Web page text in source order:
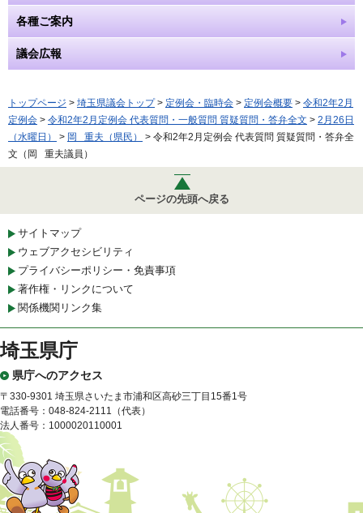
各種ご案内
議会広報
トップページ > 埼玉県議会トップ> 定例会・臨時会 > 定例会概要 > 令和2年2月
定例会 > 令和2年2月定例会 代表質問・一般質問 質疑質問・答弁全文 > 2月26日
（水曜日）
> 岡 重夫（県民）
> 令和2年2月定例会 代表質問 質疑質問・答弁全
文（岡 重夫議員）
ページの先頭へ戻る
サイトマップ
ウェブアクセシビリティ
プライバシーポリシー・免責事項
著作権・リンクについて
関係機関リンク集
埼玉県庁
県庁へのアクセス
〒330-9301 埼玉県さいたま市浦和区高砂三丁目15番1号
電話番号：048-824-2111（代表）
法人番号：1000020110001